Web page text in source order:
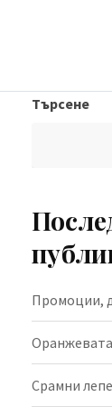
Търсене
Промоции,
Срамни